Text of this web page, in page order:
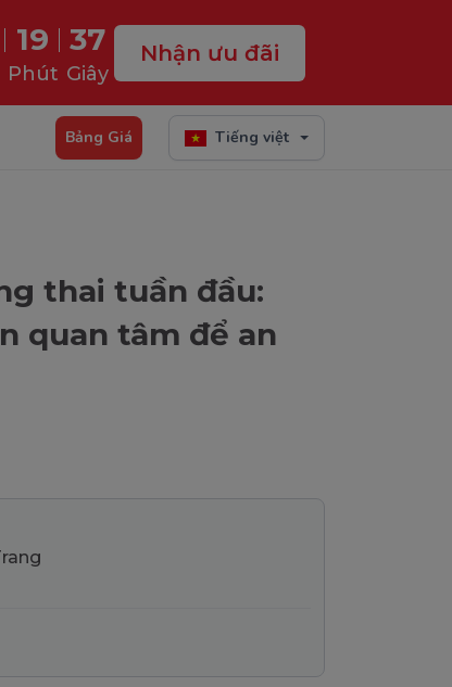
19
Phút
35
Giây
Nhận ưu đãi
Bảng Giá Tiếng việt
thai tuần đầu:
quan tâm để an